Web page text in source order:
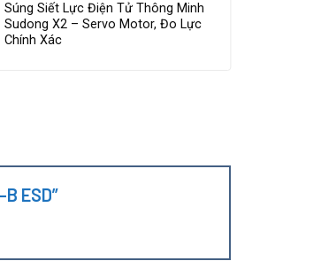
Súng Siết Lực Điện Tử Thông Minh
Sudong X2 – Servo Motor, Đo Lực
Chính Xác
ESD”